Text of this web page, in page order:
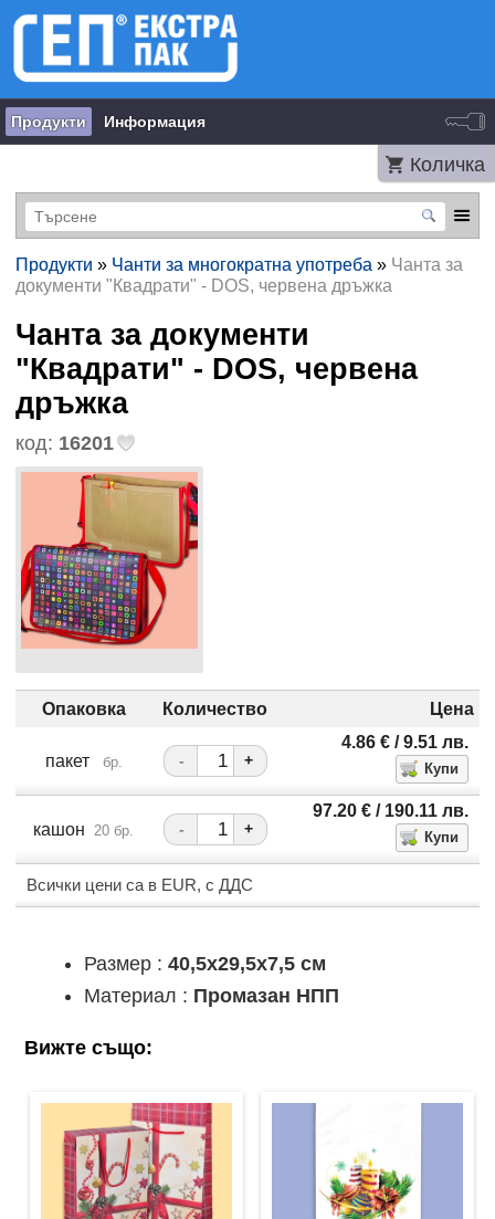
Продукти Информация
Количка
Продукти » Чанти за многократна употреба » Чанта за
документи "Квадрати" - DOS, червена дръжка
Чанта за документи
"Квадрати" - DOS, червена
дръжка
код: 16201
Опаковка Количество Цена
пакет бр. - +
4.86 €/ 9.51 лв.
кашон 20 бр. - +
97.20 €/ 190.11 лв.
Всички цени са в EUR, с ДДС
Размер : 40,5x29,5x7,5 см
Материал : Промазан НПП
Вижте също: